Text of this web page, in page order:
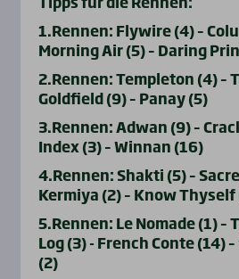
1.Rennen: Flywire (4) –
Morning Air (5) – Daring
2.Rennen: Templeton (4) –
Goldfield (9) – Panay (5)
3.Rennen: Adwan (9) –
Index (3) – Winnan (16)
4.Rennen: Shakti (5) –
Kermiya (2) – Know Thyself
5.Rennen: Le Nomade (1) –
Log (3) - French Conte (14)
(2)